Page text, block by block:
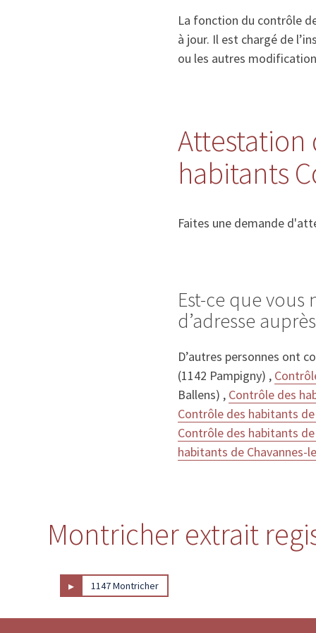
La fonction du contrôle
à jour. Il est chargé de
ou les autres
Attestation
habitants
Faites une demande
Est-ce que
d’adresse
D’autres personnes ont
(1142 Pampigny) ,
Ballens) , Contrôle des
Contrôle des habitants
Contrôle des habitants
habitants de Chavannes-
Montricher extrait
▸ 1147 Montricher